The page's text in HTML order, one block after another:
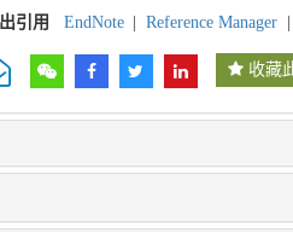
引用
EndNote Reference Manager
收藏